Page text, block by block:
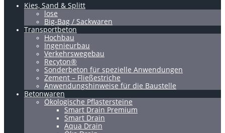
Kies, Sand & Splitt
lose
Big-Bag / Sackwaren
Transportbeton
Hochbau
Ingenieurbau
Verkehrswegebau
Recyton®
Sonderbeton für spezielle Anwendungen
Zement – Fließestriche
Anwendungshinweise für die Baustelle
Betonwaren
Ökologische Pflastersteine
Smart Drain Premium
Smart Drain
Aqua Drain